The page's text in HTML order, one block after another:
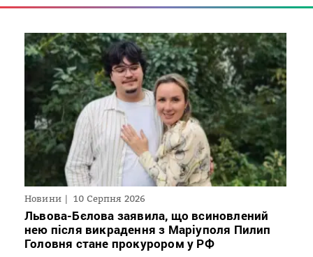
Новини 10 Серпня 2026
Львова-Бєлова заявила, що всиновлений
нею після викрадення з Маріуполя Пилип
Головня стане прокурором у РФ